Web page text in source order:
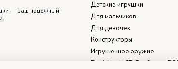
— ваш надежный
Детские игрушки
Для мальчиков
Для девочек
Конструкторы
Игрушечное оружие
Book Nook, 3D Румбоксы, DIY